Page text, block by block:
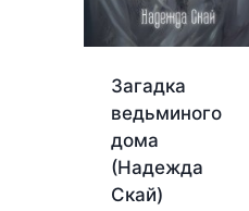
Загадка
ведьминого
дома
(Надежда
Скай)